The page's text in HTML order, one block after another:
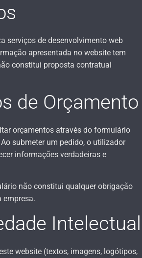
serviços de desenvolvimento web
apresentada no website tem
constitui proposta contratual
de Orçamento
orçamentos através do formulário
submeter um pedido, o utilizador
informações verdadeiras e
não constitui qualquer obrigação
empresa.
Intelectual
website (textos, imagens, logótipos,